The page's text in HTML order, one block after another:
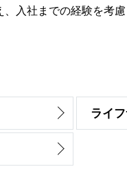
入社までの経験を考
ライ